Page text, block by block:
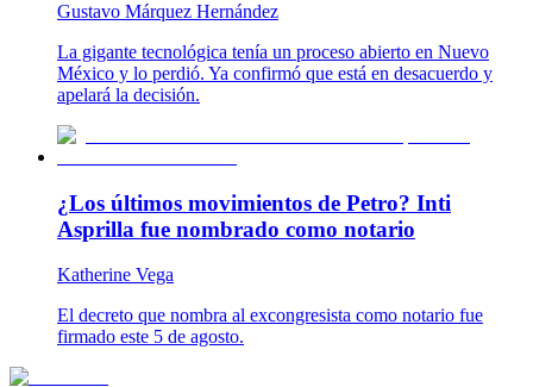
Gustavo Márquez Hernández
La gigante tecnológica tenía un proceso abierto en Nuevo
México y lo perdió. Ya confirmó que está en desacuerdo y
apelará la decisión.
¿Los últimos movimientos de Petro? Inti
Asprilla fue nombrado como notario
Katherine Vega
El decreto que nombra al excongresista como notario fue
firmado este 5 de agosto.